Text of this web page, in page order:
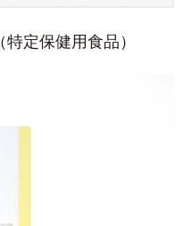
（特定保健用食品）